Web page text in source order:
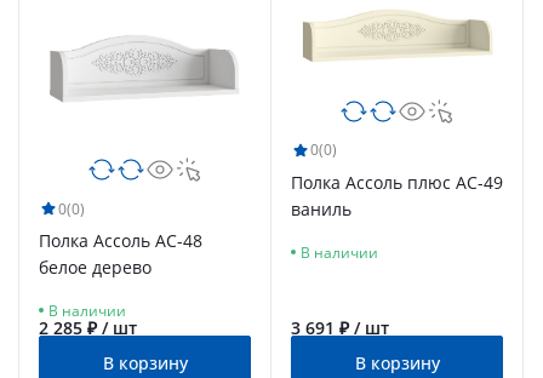
0(0)
Полка Ассоль АС-48
белое дерево
В наличии
2 285 ₽ / шт
В корзину
0(0)
Полка Ассоль плюс АС-49
ваниль
В наличии
3 691 ₽ / шт
В корзину